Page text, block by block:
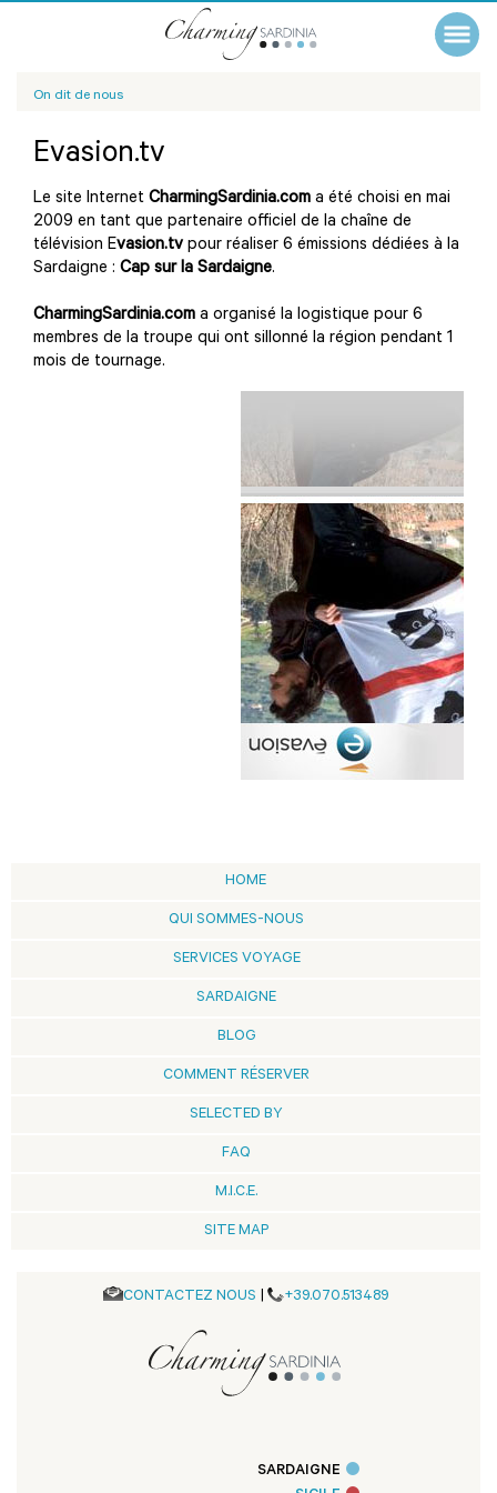
On dit de nous
Evasion.tv
Le site Internet CharmingSardinia.com a été choisi en mai
2009 en tant que partenaire officiel de la chaîne de
télévision Evasion.tvpour réaliser 6 émissions dédiées à la
Sardaigne : Cap sur la Sardaigne.
CharmingSardinia.com a organisé la logistique pour 6
membres de la troupe qui ont sillonné la région pendant 1
mois de tournage.
HOME
QUI SOMMES-NOUS
SERVICES VOYAGE
SARDAIGNE
BLOG
COMMENT RÉSERVER
SELECTED BY
FAQ
M.I.C.E.
SITE MAP
CONTACTEZ NOUS | +39.070.513489
SARDAIGNE